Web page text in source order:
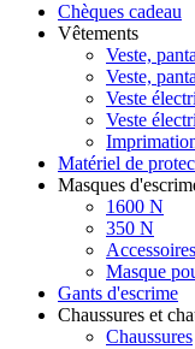
Chèques cadeau
Vêtements
Veste,
Veste,
Veste
Veste
Matériel de
Masques
1600 N
350 N
Accessoires
Masque
Gants d'escrime
Chaussures et
Chaussures